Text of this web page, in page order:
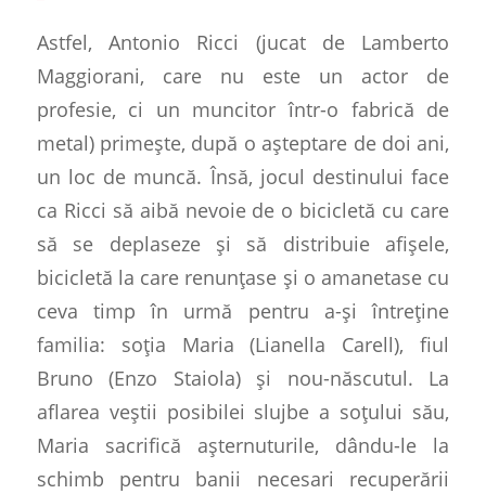
Astfel, Antonio Ricci (jucat de Lamberto
Maggiorani, care nu este un actor de
profesie, ci un muncitor într-o fabrică de
metal) primește, după o așteptare de doi ani,
un loc de muncă. Însă, jocul destinului face
ca Ricci să aibă nevoie de o bicicletă cu care
să se deplaseze și să distribuie afișele,
bicicletă la care renunțase și o amanetase cu
ceva timp în urmă pentru a-și întreține
familia: soția Maria (Lianella Carell), fiul
Bruno (Enzo Staiola) și nou-născutul. La
aflarea veștii posibilei slujbe a soțului său,
Maria sacrifică așternuturile, dându-le la
schimb pentru banii necesari recuperării